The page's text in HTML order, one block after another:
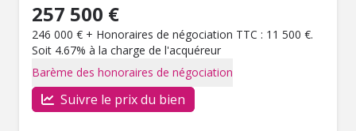
257 500 €
246 000 € + Honoraires de négociation TTC : 11 500 €.
Soit 4.67% à la charge de l'acquéreur
Barème des honoraires de négociation
Suivre le prix du bien